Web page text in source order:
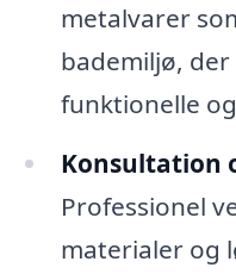
metalvarer
bademiljø,
funktionelle
Konsultation
Professionel
materialer og